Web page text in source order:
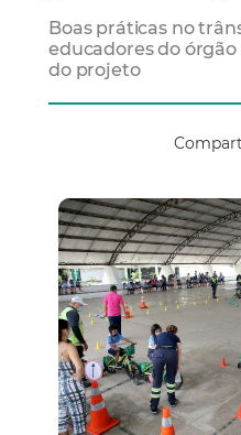
Boas práticas no
educadores do
do projeto